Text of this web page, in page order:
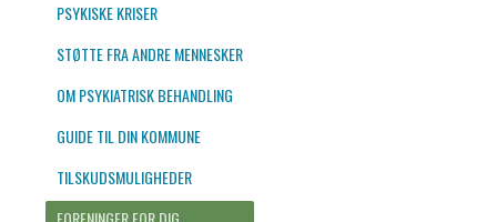
PSYKISKE KRISER
STØTTE FRA ANDRE MENNESKER
OM PSYKIATRISK BEHANDLING
GUIDE TIL DIN KOMMUNE
TILSKUDSMULIGHEDER